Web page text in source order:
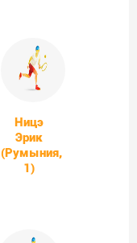
Ницэ
Эрик
(Румыния,
1)